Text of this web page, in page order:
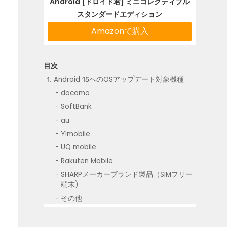
Android 15へのOSアップデート対象機種
docomo
SoftBank
au
Y!mobile
UQ mobile
Rakuten Mobile
SHARPメーカーブランド製品（SIMフリー
端末)
その他
スタンダードエディション
Amazonで購入